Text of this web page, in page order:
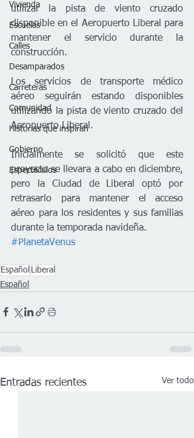
Vivienda
Escuelas
Calles
Desamparados
Carreteras
Comunidad
Historias que inspiran
Gobierno
Espectáculos
utilizar la pista de viento cruzado
disponible en el Aeropuerto Liberal para
mantener el servicio durante la
construcción.
Los servicios de transporte médico
aéreo seguirán estando disponibles
utilizando la pista de viento cruzado del
Aeropuerto Liberal.
Inicialmente se solicitó que este
proyecto se llevara a cabo en diciembre,
pero la Ciudad de Liberal optó por
retrasarlo para mantener el acceso
aéreo para los residentes y sus familias
durante la temporada navideña.
#PlanetaVenus
Español
Liberal
Español
Entradas recientes Ver todo